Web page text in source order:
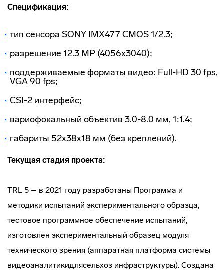
Спецификация:
тип сенсора SONY IMX477 CMOS 1/2.3;
разрешение 12.3 МР (4056х3040);
поддерживаемые форматы видео: Full-HD 30 fps,
VGA 90 fps;
CSI-2 интерфейс;
вариофокальный объектив 3.0-8.0 мм, 1:1.4;
габариты 52х38х18 мм (без креплений).
Текущая стадия проекта:
TRL 5 – в 2021 году разработаны Программа и
методики испытаний экспериментального образца,
тестовое программное обеспечение испытаний,
изготовлен экспериментальный образец модуля
технического зрения (аппаратная платформа системы
видеоаналитикидлясельхоз инфраструктуры). Создана